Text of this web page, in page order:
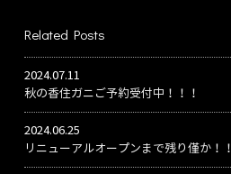
Related Posts
2024.07.11
秋の香住ガニご予約受付中！！！
2024.06.25
リニューアルオープンまで残り僅か！！